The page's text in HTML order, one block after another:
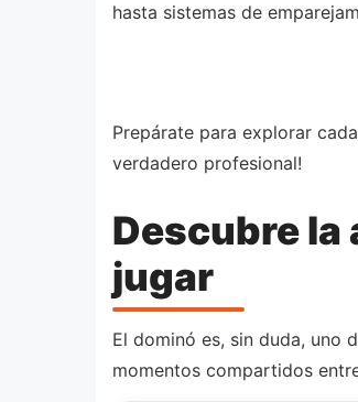
hasta sistemas de
Prepárate para explorar
verdadero profesional!
Descubre la
jugar
El dominó es, sin duda, uno
momentos compartidos